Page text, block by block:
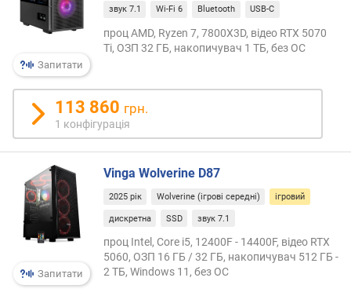
к
р
а
(
"
)
р
о
з
д
і
л
н
а
Запитати
звук 7.1 Wi-Fi 6 Bluetooth USB-C
проц AMD, Ryzen 7, 7800X3D, відео RTX 5070
Ti, ОЗП 32 ГБ, накопичувач 1 ТБ, без ОС
113 860 грн.
1 конфігурація
Запитати
Vinga Wolverine D87
2025 рік Wolverine (ігрові середні) ігровий
дискретна SSD звук 7.1
проц Intel, Core i5, 12400F - 14400F, відео RTX
5060, ОЗП 16 ГБ / 32 ГБ, накопичувач 512 ГБ -
2 ТБ, Windows 11, без ОС